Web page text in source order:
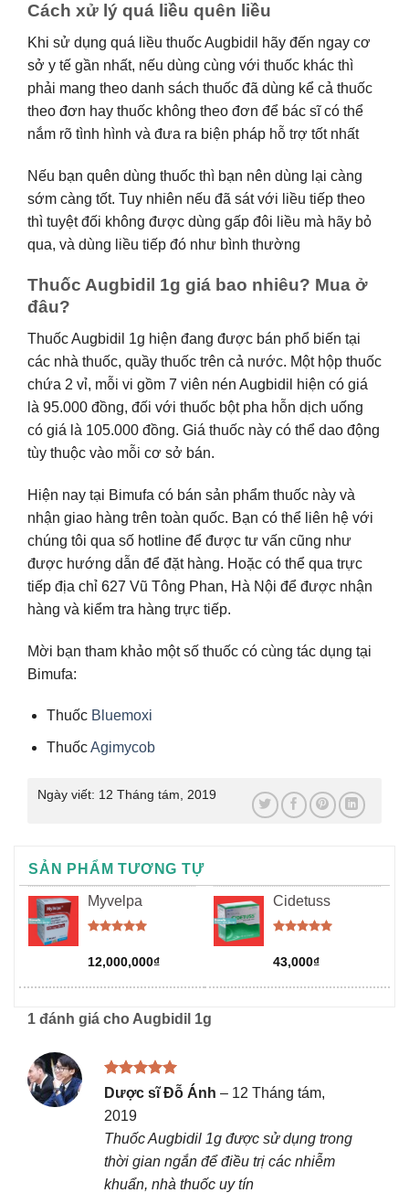
Cách xử lý quá liều quên liều
Khi sử dụng quá liều thuốc Augbidil hãy đến ngay cơ
sở y tế gần nhất, nếu dùng cùng với thuốc khác thì
phải mang theo danh sách thuốc đã dùng kể cả thuốc
theo đơn hay thuốc không theo đơn để bác sĩ có thể
nắm rõ tình hình và đưa ra biện pháp hỗ trợ tốt nhất
Nếu bạn quên dùng thuốc thì bạn nên dùng lại càng
sớm càng tốt. Tuy nhiên nếu đã sát với liều tiếp theo
thì tuyệt đối không được dùng gấp đôi liều mà hãy bỏ
qua, và dùng liều tiếp đó như bình thường
Thuốc Augbidil 1g giá bao nhiêu? Mua ở
đâu?
Thuốc Augbidil 1g hiện đang được bán phổ biến tại
các nhà thuốc, quầy thuốc trên cả nước. Một hộp thuốc
chứa 2 vỉ, mỗi vi gồm 7 viên nén Augbidil hiện có giá
là 95.000 đồng, đối với thuốc bột pha hỗn dịch uống
có giá là 105.000 đồng. Giá thuốc này có thể dao động
tùy thuộc vào mỗi cơ sở bán.
Hiện nay tại Bimufa có bán sản phẩm thuốc này và
nhận giao hàng trên toàn quốc. Bạn có thể liên hệ với
chúng tôi qua số hotline để được tư vấn cũng như
được hướng dẫn để đặt hàng. Hoặc có thể qua trực
tiếp địa chỉ 627 Vũ Tông Phan, Hà Nội để được nhận
hàng và kiểm tra hàng trực tiếp.
Mời bạn tham khảo một số thuốc có cùng tác dụng tại
Bimufa:
Thuốc Bluemoxi
ThuốcAgimycob
Ngày viết: 12 Tháng tám, 2019
SẢN PHẨM TƯƠNG TỰ
Myvelpa
hạng5.00
5 sao
12,000,000₫
Cidetuss
hạng5.00
5 sao
43,000₫
1 đánh giá cho Augbidil 1g
Được xếp
hạng5 5
sao
Dược sĩ Đỗ Ánh – 12 Tháng tám,
2019
Thuốc Augbidil 1g được sử dụng trong
thời gian ngắn để điều trị các nhiễm
khuẩn, nhà thuốc uy tín